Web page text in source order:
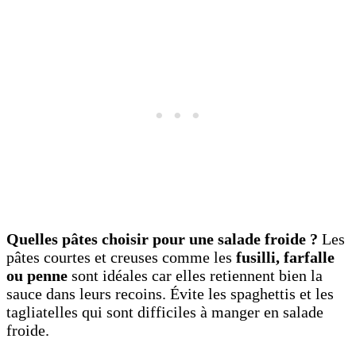
Quelles pâtes choisir pour une salade froide ? Les
pâtes courtes et creuses comme les fusilli, farfalle
ou penne sont idéales car elles retiennent bien la
sauce dans leurs recoins. Évite les spaghettis et les
tagliatelles qui sont difficiles à manger en salade
froide.